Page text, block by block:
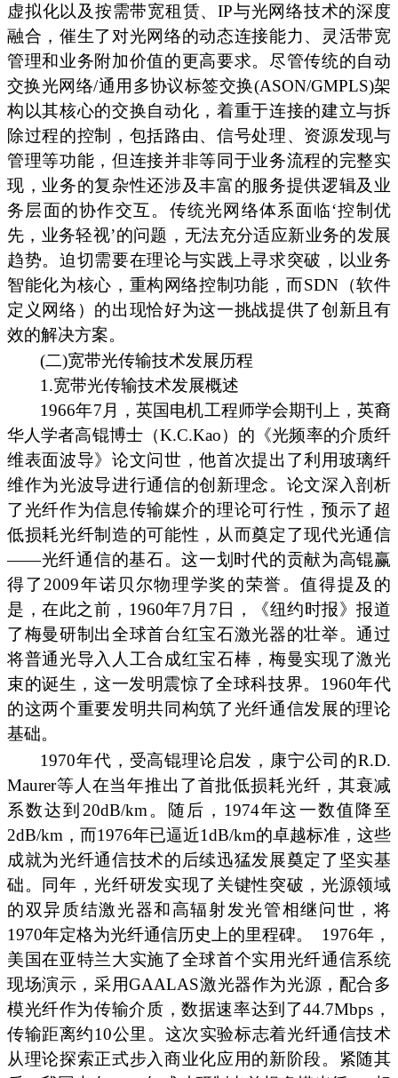
虚拟化以及按需带宽租赁、IP与光网络技术的深度
融合，催生了对光网络的动态连接能力、灵活带宽
管理和业务附加价值的更高要求。尽管传统的自动
交换光网络/通用多协议标签交换(ASON/GMPLS)架
构以其核心的交换自动化，着重于连接的建立与拆
除过程的控制，包括路由、信号处理、资源发现与
管理等功能，但连接并非等同于业务流程的完整实
现，业务的复杂性还涉及丰富的服务提供逻辑及业
务层面的协作交互。传统光网络体系面临‘控制优
先，业务轻视’的问题，无法充分适应新业务的发展
趋势。迫切需要在理论与实践上寻求突破，以业务
智能化为核心，重构网络控制功能，而SDN（软件
定义网络）的出现恰好为这一挑战提供了创新且有
效的解决方案。
(二)宽带光传输技术发展历程
1.宽带光传输技术发展概述
1966年7月，英国电机工程师学会期刊上，英裔
华人学者高锟博士（K.C.Kao）的《光频率的介质纤
维表面波导》论文问世，他首次提出了利用玻璃纤
维作为光波导进行通信的创新理念。论文深入剖析
了光纤作为信息传输媒介的理论可行性，预示了超
低损耗光纤制造的可能性，从而奠定了现代光通信
——光纤通信的基石。这一划时代的贡献为高锟赢
得了2009年诺贝尔物理学奖的荣誉。值得提及的
是，在此之前，1960年7月7日，《纽约时报》报道
了梅曼研制出全球首台红宝石激光器的壮举。通过
将普通光导入人工合成红宝石棒，梅曼实现了激光
束的诞生，这一发明震惊了全球科技界。1960年代
的这两个重要发明共同构筑了光纤通信发展的理论
基础。
1970年代，受高锟理论启发，康宁公司的R.D.
Maurer等人在当年推出了首批低损耗光纤，其衰减
系数达到20dB/km。随后，1974年这一数值降至
2dB/km，而1976年已逼近1dB/km的卓越标准，这些
成就为光纤通信技术的后续迅猛发展奠定了坚实基
础。同年，光纤研发实现了关键性突破，光源领域
的双异质结激光器和高辐射发光管相继问世，将
1970年定格为光纤通信历史上的里程碑。
1976年，
美国在亚特兰大实施了全球首个实用光纤通信系统
现场演示，采用GAALAS激光器作为光源，配合多
模光纤作为传输介质，数据速率达到了44.7Mbps，
传输距离约10公里。这次实验标志着光纤通信技术
从理论探索正式步入商业化应用的新阶段。紧随其